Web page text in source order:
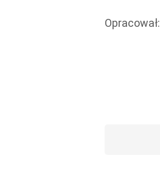
Opracował: